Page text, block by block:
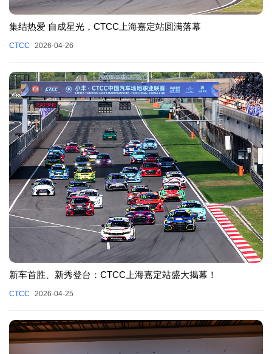
集结热爱 自成星光，CTCC上海嘉定站圆满落幕
CTCC 2026-04-26
新车首胜、新秀登台：CTCC上海嘉定站盛大揭幕！
CTCC 2026-04-25